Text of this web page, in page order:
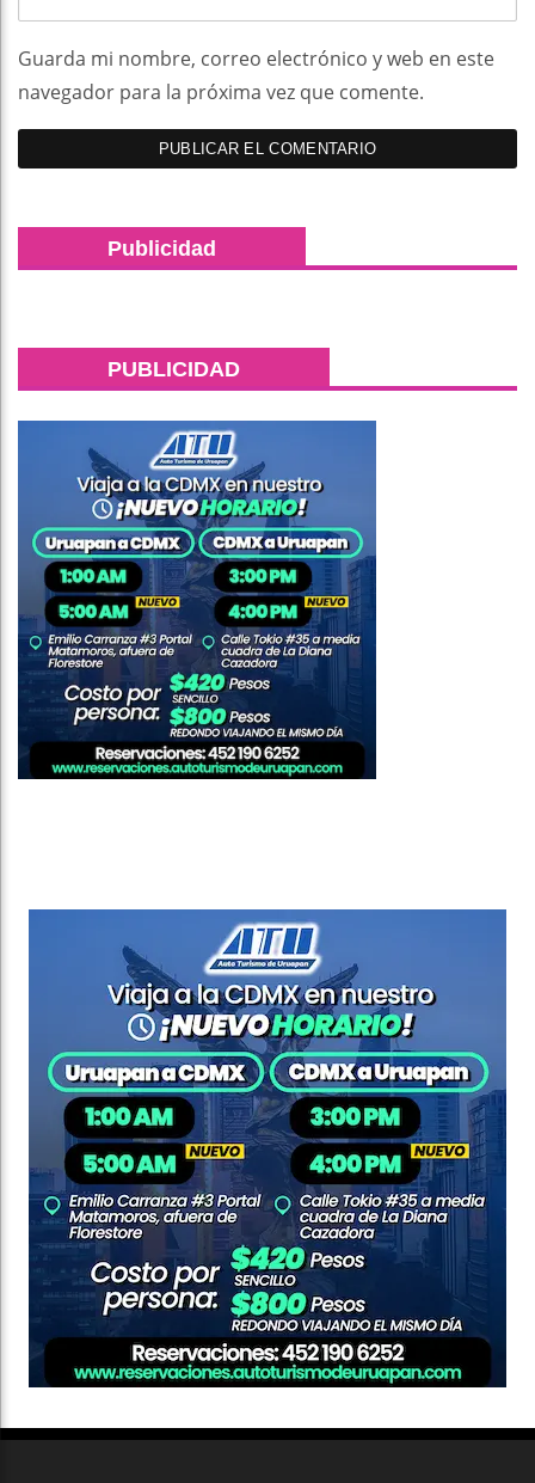
Guarda mi nombre, correo electrónico y web en este
navegador para la próxima vez que comente.
Publicidad
PUBLICIDAD